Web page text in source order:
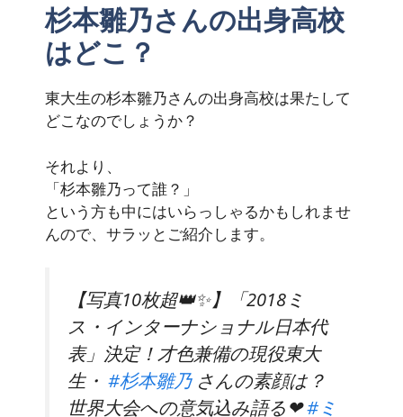
杉本雛乃さんの出身高校
はどこ？
東大生の杉本雛乃さんの出身高校は果たして
どこなのでしょうか？
それより、
「杉本雛乃って誰？」
という方も中にはいらっしゃるかもしれませ
んので、サラッとご紹介します。
【写真10枚超👑✨】「2018ミ
ス・インターナショナル日本代
表」決定！才色兼備の現役東大
生・ #杉本雛乃さんの素顔は？
世界大会への意気込み語る❤#ミ